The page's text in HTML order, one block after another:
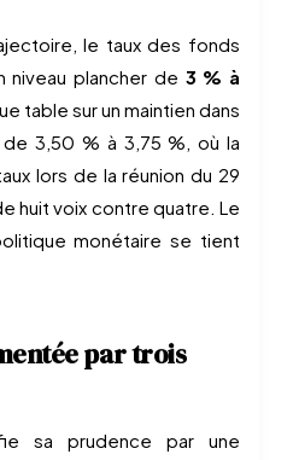
le taux des fonds
niveau plancher de 3 % à
table sur un maintien dans
3,50 % à 3,75 %, où la
lors de la réunion du 29
huit voix contre quatre. Le
monétaire se tient
par trois
sa prudence par une